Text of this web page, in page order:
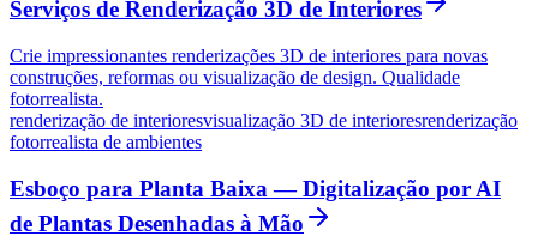
Serviços de Renderização 3D de Interiores
Crie impressionantes renderizações 3D de interiores para novas
construções, reformas ou visualização de design. Qualidade
fotorrealista.
renderização de interioresvisualização 3D de interioresrenderização
fotorrealista de ambientes
Esboço para Planta Baixa — Digitalização por AI
de Plantas Desenhadas à Mão